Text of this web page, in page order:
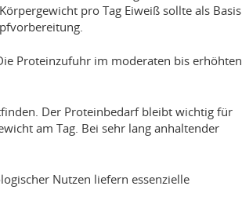
pro Tag Eiweiß sollte als Basis
Proteinzufuhr im moderaten bis erhöhten
Der Proteinbedarf bleibt wichtig für
am Tag. Bei sehr lang anhaltender
Nutzen liefern essenzielle